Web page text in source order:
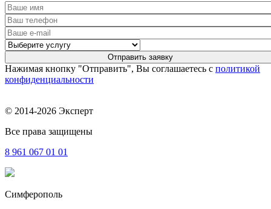
Нажимая кнопку "Отправить", Вы соглашаетесь с политикой
конфиденциальности
© 2014-2026 Эксперт
Все права защищены
8 961 067 01 01
Симферополь